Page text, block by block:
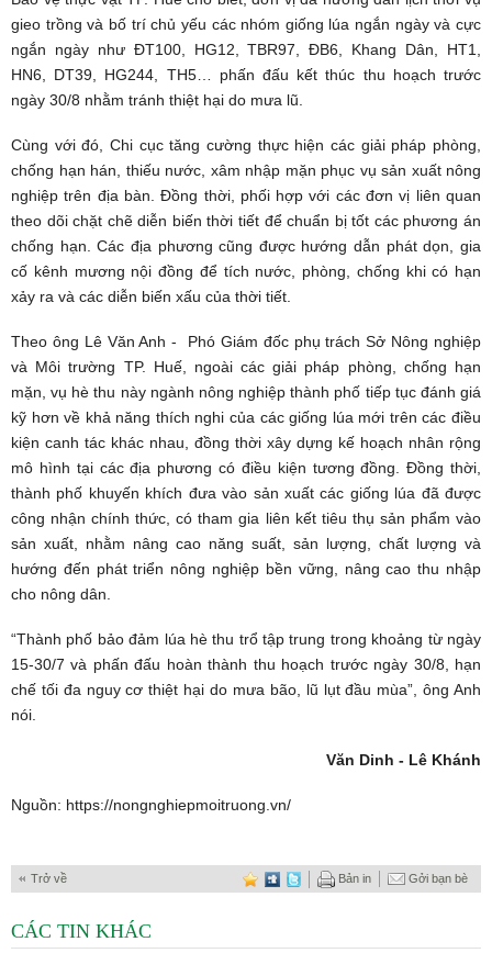
gieo trồng và bố trí chủ yếu các nhóm giống lúa ngắn ngày và cực
ngắn ngày như ĐT100, HG12, TBR97, ĐB6, Khang Dân, HT1,
HN6, DT39, HG244, TH5… phấn đấu kết thúc thu hoạch trước
ngày 30/8 nhằm tránh thiệt hại do mưa lũ.
Cùng với đó, Chi cục tăng cường thực hiện các giải pháp phòng,
chống hạn hán, thiếu nước, xâm nhập mặn phục vụ sản xuất nông
nghiệp trên địa bàn. Đồng thời, phối hợp với các đơn vị liên quan
theo dõi chặt chẽ diễn biến thời tiết để chuẩn bị tốt các phương án
chống hạn. Các địa phương cũng được hướng dẫn phát dọn, gia
cố kênh mương nội đồng để tích nước, phòng, chống khi có hạn
xảy ra và các diễn biến xấu của thời tiết.
Theo ông Lê Văn Anh - Phó Giám đốc phụ trách Sở Nông nghiệp
và Môi trường TP. Huế, ngoài các giải pháp phòng, chống hạn
mặn, vụ hè thu này ngành nông nghiệp thành phố tiếp tục đánh giá
kỹ hơn về khả năng thích nghi của các giống lúa mới trên các điều
kiện canh tác khác nhau, đồng thời xây dựng kế hoạch nhân rộng
mô hình tại các địa phương có điều kiện tương đồng. Đồng thời,
thành phố khuyến khích đưa vào sản xuất các giống lúa đã được
công nhận chính thức, có tham gia liên kết tiêu thụ sản phẩm vào
sản xuất, nhằm nâng cao năng suất, sản lượng, chất lượng và
hướng đến phát triển nông nghiệp bền vững, nâng cao thu nhập
cho nông dân.
“Thành phố bảo đảm lúa hè thu trổ tập trung trong khoảng từ ngày
15-30/7 và phấn đấu hoàn thành thu hoạch trước ngày 30/8, hạn
chế tối đa nguy cơ thiệt hại do mưa bão, lũ lụt đầu mùa”, ông Anh
nói.
Văn Dinh - Lê Khánh
Nguồn: https://nongnghiepmoitruong.vn/
Trở về Gởi bạn bè
Bản in
CÁC TIN KHÁC